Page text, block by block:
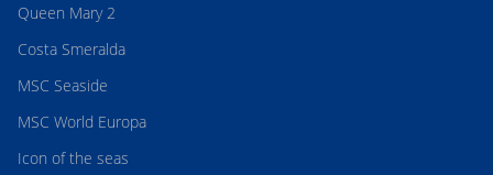
Queen Mary 2
Costa Smeralda
MSC Seaside
MSC World Europa
Icon of the seas